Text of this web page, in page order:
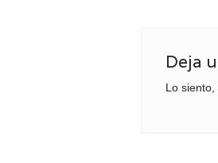
Deja
Lo